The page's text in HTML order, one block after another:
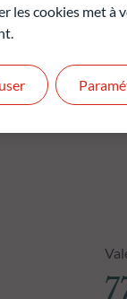
les cookies met